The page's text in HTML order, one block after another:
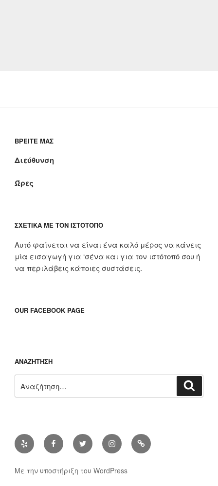
ΒΡΕΊΤΕ ΜΑΣ
Διεύθυνση
Ώρες
ΣΧΕΤΙΚΆ ΜΕ ΤΟΝ ΙΣΤΌΤΟΠΟ
Αυτό φαίνεται να είναι ένα καλό μέρος να κάνεις
μία εισαγωγή για ‘σένα και για τον ιστότοπό σου ή
να περιλάβεις κάποιες συστάσεις.
OUR FACEBOOK PAGE
ΑΝΑΖΉΤΗΣΗ
για:
Yelp FacebookTwitter InstagramΔιεύθυνση
ηλ.
Με την υποστήριξη του WordPress